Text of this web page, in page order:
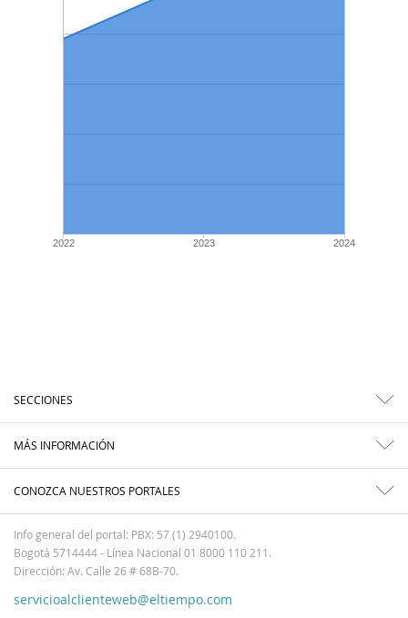
2022 2023 2024
SECCIONES
MÁS INFORMACIÓN
CONOZCA NUESTROS PORTALES
Info general del portal: PBX: 57 (1) 2940100.
Bogotá 5714444 - Línea Nacional 01 8000 110 211.
Dirección: Av. Calle 26 # 68B-70.
servicioalclienteweb@eltiempo.com